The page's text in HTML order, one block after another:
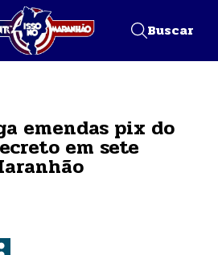
Buscar
emendas pix do
em sete